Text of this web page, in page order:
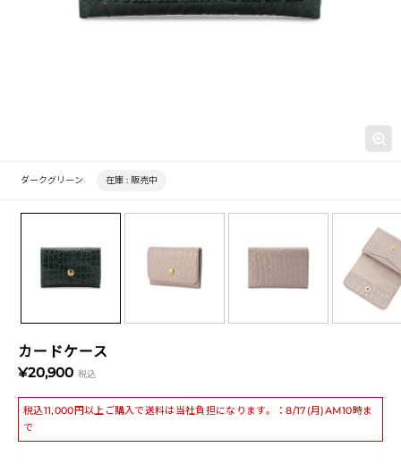
カードケース
¥20,900 税込
税込11,000円以上ご購入で送料は当社負担になります。：8/17(月)AM10時ま
で
ダークグリーン 在庫 : 販売中